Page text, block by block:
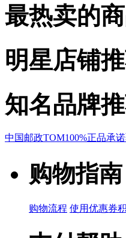
最热卖的
明星店铺
知名品牌
中国邮政TOM100%正品承诺
购物指南
购物流程 使用优惠券